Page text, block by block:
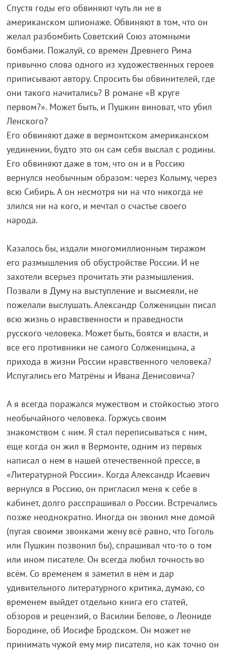
Спустя годы его обвиняют чуть ли не в
американском шпионаже. Обвиняют в том, что он
желал разбомбить Советский Союз атомными
бомбами. Пожалуй, со времен Древнего Рима
привычно слова одного из художественных героев
приписывают автору. Спросить бы обвинителей, где
они такого начитались? В романе «В круге
первом?». Может быть, и Пушкин виноват, что убил
Ленского?
Его обвиняют даже в вермонтском американском
уединении, будто это он сам себя выслал с родины.
Его обвиняют даже в том, что он и в Россию
вернулся необычным образом: через Колыму, через
всю Сибирь. А он несмотря ни на что никогда не
злился ни на кого, и мечтал о счастье своего
народа.
Казалось бы, издали многомиллионным тиражом
его размышления об обустройстве России. И не
захотели всерьез прочитать эти размышления.
Позвали в Думу на выступление и высмеяли, не
пожелали выслушать. Александр Солженицын писал
всю жизнь о нравственности и праведности
русского человека. Может быть, боятся и власти, и
все его противники не самого Солженицына, а
прихода в жизни России нравственного человека?
Испугались его Матрёны и Ивана Денисовича?
А я всегда поражался мужеством и стойкостью этого
необычайного человека. Горжусь своим
знакомством с ним. Я стал переписываться с ним,
еще когда он жил в Вермонте, одним из первых
написал о нем в нашей отечественной прессе, в
«Литературной России». Когда Александр Исаевич
вернулся в Россию, он пригласил меня к себе в
кабинет, долго расспрашивал о России. Встречались
позже неоднократно. Иногда он звонил мне домой
(пугая своими звонками жену всё равно, что Гоголь
или Пушкин позвонил бы), спрашивал что-то о том
или ином писателе. Он всегда любил точность во
всём. Со временем я заметил в нём и дар
удивительного литературного критика, думаю, со
временем выйдет отдельно книга его статей,
обзоров и рецензий, о Василии Белове, о Леониде
Бородине, об Иосифе Бродском. Он может не
принимать чужой ему мир писателя, но как точно он